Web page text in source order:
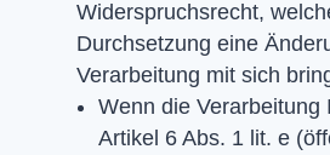
Widerspruchsrecht,
Durchsetzung eine
Verarbeitung mit sich
Wenn die Verarbeitung
Artikel 6 Abs. 1 lit. e